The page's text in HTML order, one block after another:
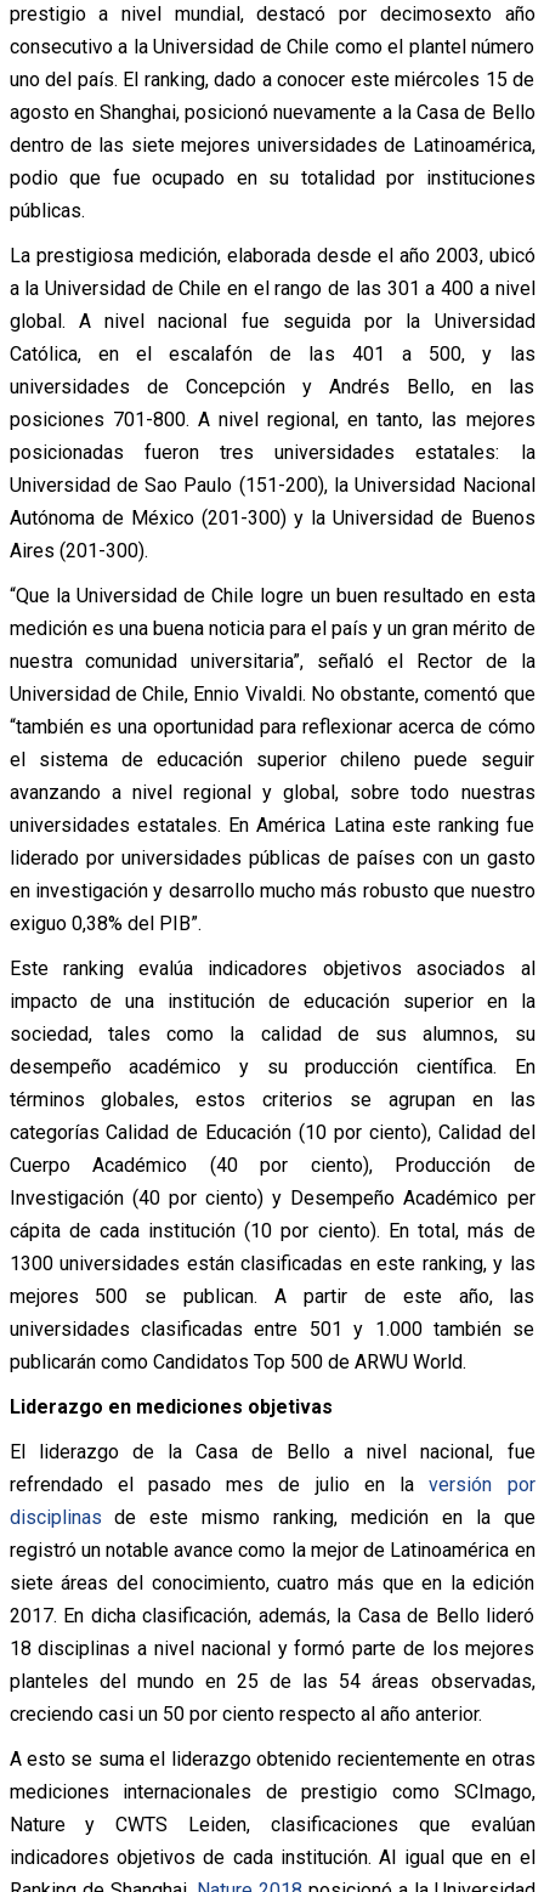
prestigio a nivel mundial, destacó por decimosexto año
consecutivo a la Universidad de Chile como el plantel número
uno del país. El ranking, dado a conocer este miércoles 15 de
agosto en Shanghai, posicionó nuevamente a la Casa de Bello
dentro de las siete mejores universidades de Latinoamérica,
podio que fue ocupado en su totalidad por instituciones
públicas.
La prestigiosa medición, elaborada desde el año 2003, ubicó
a la Universidad de Chile en el rango de las 301 a 400 a nivel
global. A nivel nacional fue seguida por la Universidad
Católica, en el escalafón de las 401 a 500, y las
universidades de Concepción y Andrés Bello, en las
posiciones 701-800. A nivel regional, en tanto, las mejores
posicionadas fueron tres universidades estatales: la
Universidad de Sao Paulo (151-200), la Universidad Nacional
Autónoma de México (201-300) y la Universidad de Buenos
Aires (201-300).
“Que la Universidad de Chile logre un buen resultado en esta
medición es una buena noticia para el país y un gran mérito de
nuestra comunidad universitaria”, señaló el Rector de la
Universidad de Chile, Ennio Vivaldi. No obstante, comentó que
“también es una oportunidad para reflexionar acerca de cómo
el sistema de educación superior chileno puede seguir
avanzando a nivel regional y global, sobre todo nuestras
universidades estatales. En América Latina este ranking fue
liderado por universidades públicas de países con un gasto
en investigación y desarrollo mucho más robusto que nuestro
exiguo 0,38% del PIB”.
Este ranking evalúa indicadores objetivos asociados al
impacto de una institución de educación superior en la
sociedad, tales como la calidad de sus alumnos, su
desempeño académico y su producción científica. En
términos globales, estos criterios se agrupan en las
categorías Calidad de Educación (10 por ciento), Calidad del
Cuerpo Académico (40 por ciento), Producción de
Investigación (40 por ciento) y Desempeño Académico per
cápita de cada institución (10 por ciento). En total, más de
1300 universidades están clasificadas en este ranking, y las
mejores 500 se publican. A partir de este año, las
universidades clasificadas entre 501 y 1.000 también se
publicarán como Candidatos Top 500 de ARWU World.
Liderazgo en mediciones objetivas
El liderazgo de la Casa de Bello a nivel nacional, fue
refrendado el pasado mes de julio en laversión por
disciplinas de este mismo ranking, medición en la que
registró un notable avance como la mejor de Latinoamérica en
siete áreas del conocimiento, cuatro más que en la edición
2017. En dicha clasificación, además, la Casa de Bello lideró
18 disciplinas a nivel nacional y formó parte de los mejores
planteles del mundo en 25 de las 54 áreas observadas,
creciendo casi un 50 por ciento respecto al año anterior.
A esto se suma el liderazgo obtenido recientemente en otras
mediciones internacionales de prestigio como SCImago,
Nature y CWTS Leiden, clasificaciones que evalúan
indicadores objetivos de cada institución. Al igual que en el